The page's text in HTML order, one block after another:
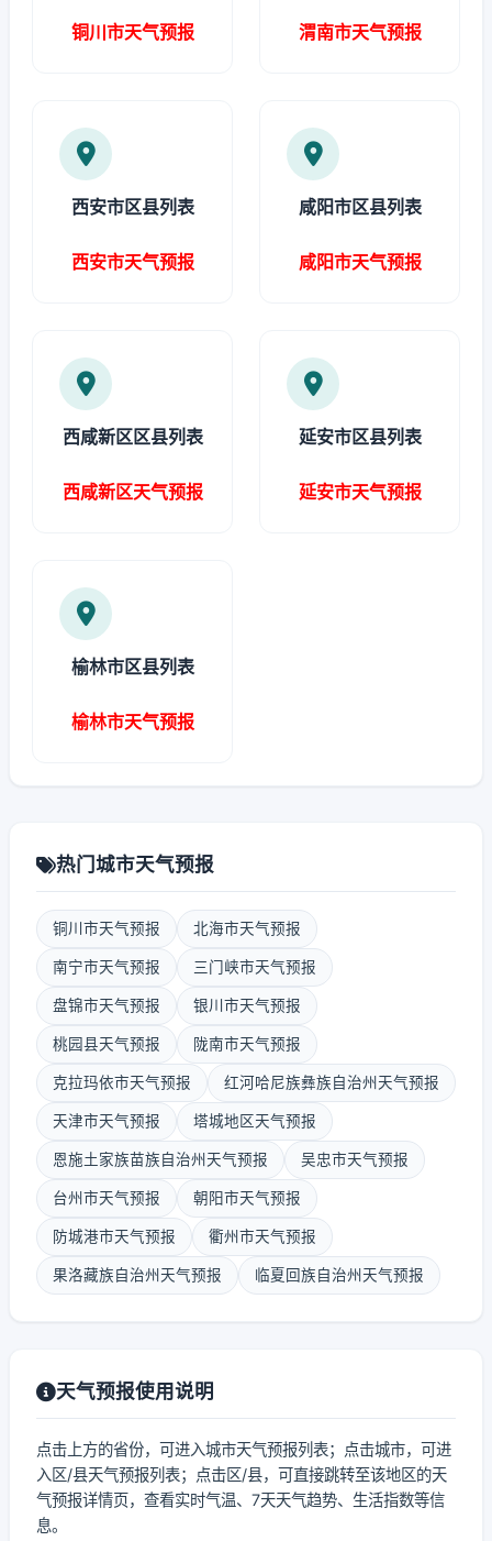
铜川市天气预报 渭南市天气预报
西安市区县列表
西安市天气预报
咸阳市区县列表
咸阳市天气预报
西咸新区区县列表
西咸新区天气预报
延安市区县列表
延安市天气预报
榆林市区县列表
榆林市天气预报
热门城市天气预报
铜川市天气预报 北海市天气预报
南宁市天气预报 三门峡市天气预报
盘锦市天气预报 银川市天气预报
桃园县天气预报 陇南市天气预报
克拉玛依市天气预报 红河哈尼族彝族自治州天气预报
天津市天气预报 塔城地区天气预报
恩施土家族苗族自治州天气预报 吴忠市天气预报
台州市天气预报 朝阳市天气预报
防城港市天气预报 衢州市天气预报
果洛藏族自治州天气预报 临夏回族自治州天气预报
天气预报使用说明
点击上方的省份，可进入城市天气预报列表；点击城市，可进
入区/县天气预报列表；点击区/县，可直接跳转至该地区的天
气预报详情页，查看实时气温、7天天气趋势、生活指数等信
息。